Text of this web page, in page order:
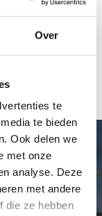
Over
te
te bieden
Ook delen we
met onze
analyse. Deze
met andere
die ze hebben
van Tirol
uur
een
in Italië.
dag-ticket